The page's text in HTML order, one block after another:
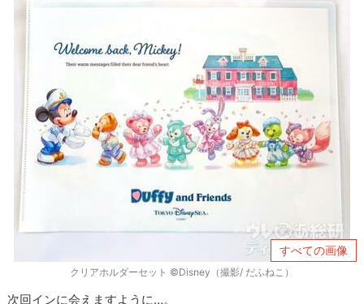
すべての画像
クリアホルダーセット ©Disney（撮影/ だふねこ）
次回インに会えますように…。